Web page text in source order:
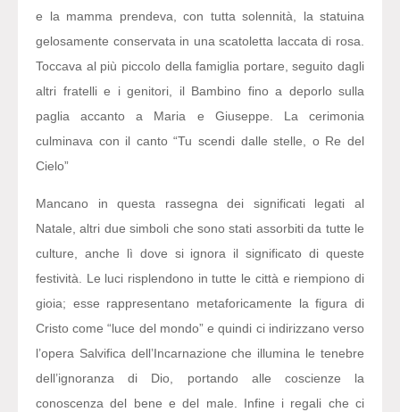
e la mamma prendeva, con tutta solennità, la statuina
gelosamente conservata in una scatoletta laccata di rosa.
Toccava al più piccolo della famiglia portare, seguito dagli
altri fratelli e i genitori, il Bambino fino a deporlo sulla
paglia accanto a Maria e Giuseppe. La cerimonia
culminava con il canto “Tu scendi dalle stelle, o Re del
Cielo”
Mancano in questa rassegna dei significati legati al
Natale, altri due simboli che sono stati assorbiti da tutte le
culture, anche lì dove si ignora il significato di queste
festività. Le luci risplendono in tutte le città e riempiono di
gioia; esse rappresentano metaforicamente la figura di
Cristo come “luce del mondo” e quindi ci indirizzano verso
l’opera Salvifica dell’Incarnazione che illumina le tenebre
dell’ignoranza di Dio, portando alle coscienze la
conoscenza del bene e del male. Infine i regali che ci